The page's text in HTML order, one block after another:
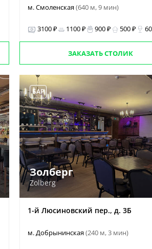
м. Смоленская(640 м, 9 мин)
3100 ₽ 1100 ₽ 900 ₽ 500 ₽
ЗАКАЗАТЬ СТОЛИК
БАР
Золберг
Zolberg
1-й Люсиновский пер., д. 3Б
м. Добрынинская(240 м, 3 мин)